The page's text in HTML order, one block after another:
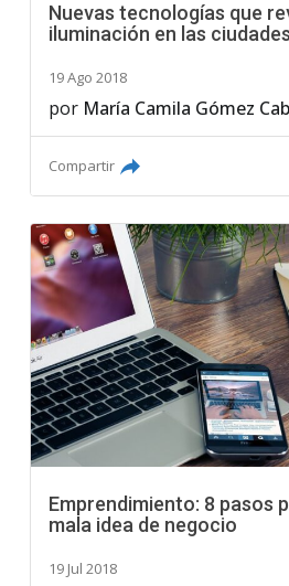
Nuevas tecnologías que
iluminación en las ciudades
19 Ago 2018
por María Camila Gómez
Compartir
Emprendimiento: 8 pasos
mala idea de negocio
19 Jul 2018